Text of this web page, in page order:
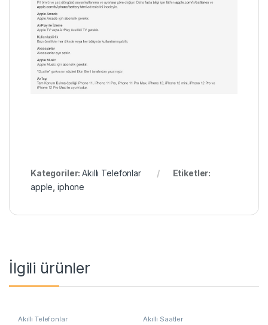
Kategoriler:Akıllı Telefonlar
Etiketler:
apple,iphone
İlgili ürünler
Akıllı Telefonlar Akıllı Saatler